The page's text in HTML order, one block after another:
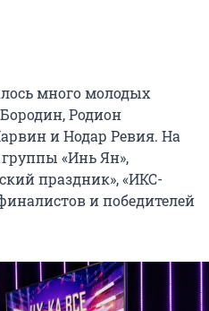
много молодых
Родион
и Нодар Ревия. На
«Инь Ян»,
праздник», «ИКС-
и победителей